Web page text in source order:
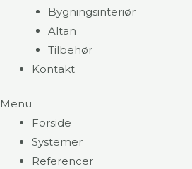
Bygningsinteriør
Altan
Tilbehør
Kontakt
Menu
Forside
Systemer
Referencer